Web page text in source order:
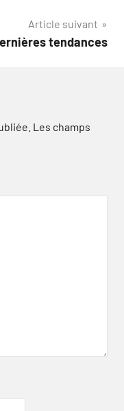
Article suivant
tendances
Les champs